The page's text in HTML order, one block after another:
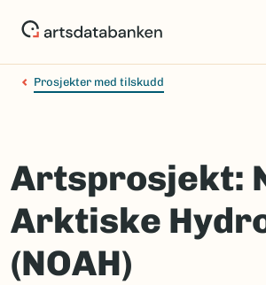
Prosjekter med tilskudd
Artsprosjekt:
Arktiske
(NOAH)